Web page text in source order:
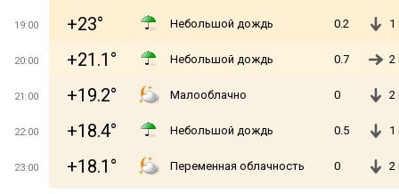
19:00 +23° Небольшой дождь 0.2 1
20:00 +21.1° Небольшой дождь 0.7 2
21:00 +19.2° Малооблачно 0 2
22:00 +18.4° Небольшой дождь 0.5 1
23:00 +18.1° Переменная облачность 0 2